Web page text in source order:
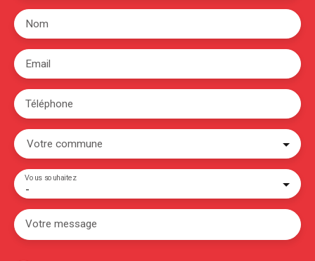
Nom
Email
Téléphone
Votre commune
-
Vous souhaitez
Votre message